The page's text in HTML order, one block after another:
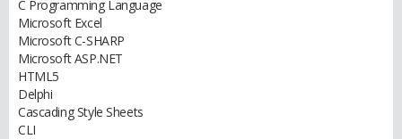
C Programming Language
Microsoft Excel
Microsoft C-SHARP
Microsoft ASP.NET
HTML5
Delphi
Cascading Style Sheets
CLI